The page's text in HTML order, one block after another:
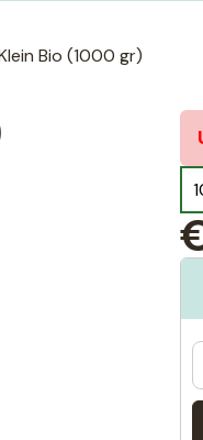
Bio (1000 gr)